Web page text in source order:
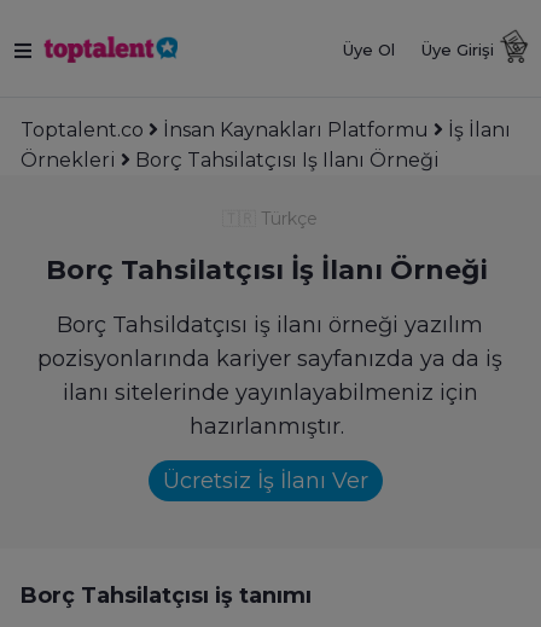
Üye Ol Üye Girişi
Toptalent.co İnsan Kaynakları Platformu
İş İlanı
Örnekleri
Borç Tahsilatçısı Iş Ilanı Örneği
Türkçe
Borç Tahsilatçısı İş İlanı Örneği
Borç Tahsildatçısı iş ilanı örneği yazılım
pozisyonlarında kariyer sayfanızda ya da iş
ilanı sitelerinde yayınlayabilmeniz için
hazırlanmıştır.
Ücretsiz İş İlanı Ver
Borç Tahsilatçısı iş tanımı